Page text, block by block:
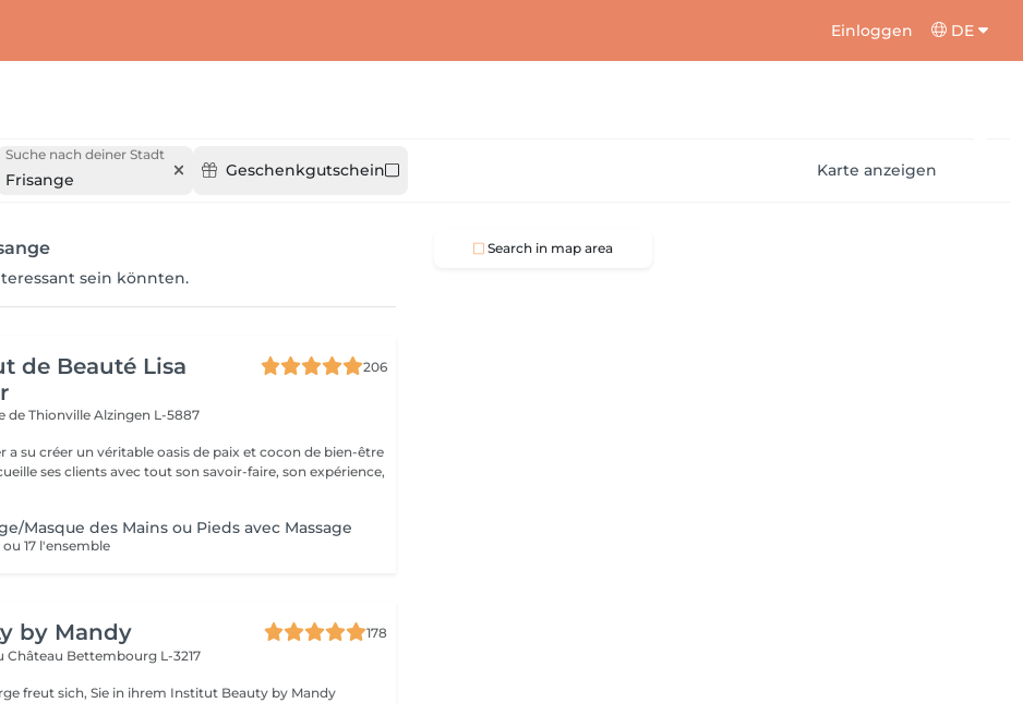
Einloggen DE
Suche nach deiner Stadt
Frisange Geschenkgutschein Karte anzeigen
sein könnten.
de Beauté Lisa
206
de ThionvilleAlzingen L-5887
a su créer un véritable oasis de paix et cocon de bien-être
ses clients avec tout son savoir-faire, son expérience,
Masque des Mains ou Pieds avec Massage
ou 17 l'ensemble
by Mandy
178
Château Bettembourg L-3217
freut sich, Sie in ihrem Institut Beauty by Mandy
Search in map area